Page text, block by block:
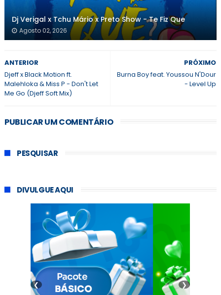
Dj Verigal x Tchu Mário x Preto Show - Te Fiz Que
Agosto 02, 2026
PRÓXIMO
Burna Boy feat. Youssou N'Dour
- Level Up
ANTERIOR
Djeff x Black Motion ft.
Malehloka & Miss P - Don't Let
Me Go (Djeff Soft Mix)
PUBLICAR UM COMENTÁRIO
PESQUISAR
DIVULGUE AQUI
❮ ❯